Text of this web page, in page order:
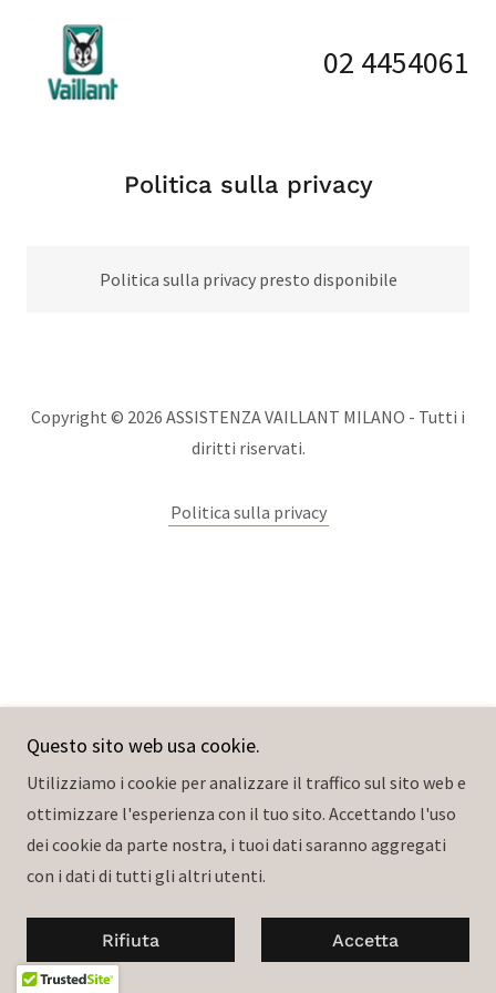
02 4454061
Politica sulla privacy
Politica sulla privacy presto disponibile
Copyright © 2026 ASSISTENZA VAILLANT MILANO - Tutti i
diritti riservati.
Politica sulla privacy
Questo sito web usa cookie.
Utilizziamo i cookie per analizzare il traffico sul sito web e
ottimizzare l'esperienza con il tuo sito. Accettando l'uso
dei cookie da parte nostra, i tuoi dati saranno aggregati
con i dati di tutti gli altri utenti.
Rifiuta Accetta